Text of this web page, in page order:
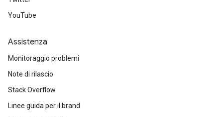
YouTube
Assistenza
Monitoraggio problemi
Note di rilascio
Stack Overflow
Linee guida per il brand